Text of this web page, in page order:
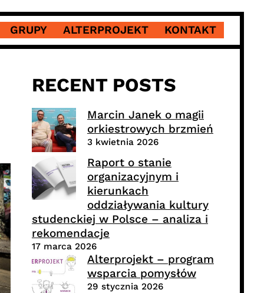
GRUPY ALTERPROJEKT KONTAKT
RECENT POSTS
Marcin Janek o magii
orkiestrowych brzmień
3 kwietnia 2026
Raport o stanie
organizacyjnym i
kierunkach
oddziaływania kultury
studenckiej w Polsce – analiza i
rekomendacje
17 marca 2026
Alterprojekt – program
wsparcia pomysłów
29 stycznia 2026